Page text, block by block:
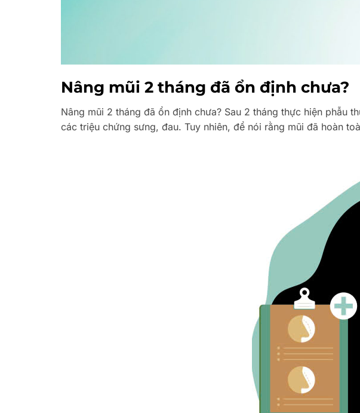
Nâng mũi 2 tháng đã ổn định chưa?
Nâng mũi 2 tháng đã ổn định chưa? Sau 2 tháng thực hiện phẫu
các triệu chứng sưng, đau. Tuy nhiên, để nói rằng mũi đã hoàn